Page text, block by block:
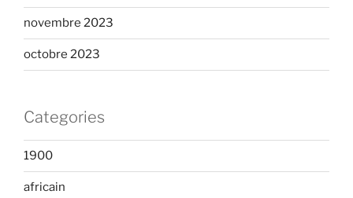
novembre 2023
octobre 2023
Categories
1900
africain